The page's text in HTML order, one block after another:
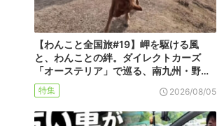
【わんこと全国旅#19】岬を駆ける風
と、わんことの絆。ダイレクトカーズ
「オーステリア」で巡る、南九州・野…
特集 2026/08/05